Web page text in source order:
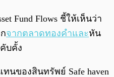
Fund Flows ชี้ให้เห็นว่า
จากตลาดทองคำและหัน
บคั้ง
นของสินทรัพย์ Safe haven